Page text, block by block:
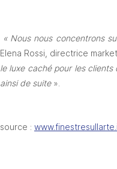
« Nous nous concentrons
Elena Rossi, directrice
le luxe caché pour les
ainsi de suite ».
source :